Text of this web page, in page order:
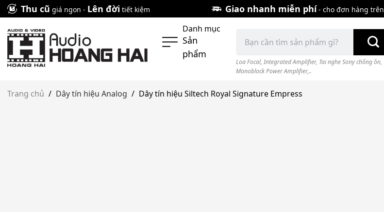
Skip
to
content
Thu cũ giá ngon - Lên đời tiết kiệm Giao nhanh miễn phí- cho đơn hàng trên
Danh mục
Sản
phẩm
kiếm:
Loa Focal, Integrated Amplifier, Tai nghe Sony chống ồn,
Monoblock Power Amplifier,..
Trang chủ / Dây tín hiệu Analog / Dây tín hiệu Siltech Royal Signature Empress